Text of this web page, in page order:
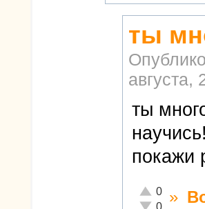
ты
августа,
ты
покажи
Отлично!
0
Неадекватно!
»